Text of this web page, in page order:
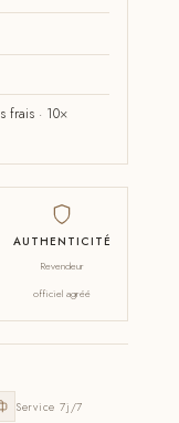
frais · 10×
AUTHENTICITÉ
Revendeur
officiel agréé
Service 7j/7